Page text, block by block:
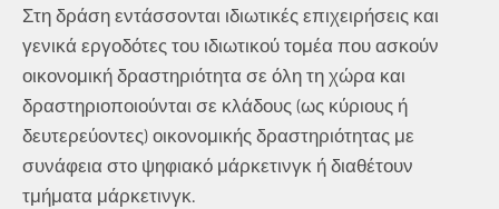
Στη δράση εντάσσονται ιδιωτικές επιχειρήσεις και
γενικά εργοδότες του ιδιωτικού τομέα που ασκούν
οικονομική δραστηριότητα σε όλη τη χώρα και
δραστηριοποιούνται σε κλάδους (ως κύριους ή
δευτερεύοντες) οικονομικής δραστηριότητας με
συνάφεια στο ψηφιακό μάρκετινγκ ή διαθέτουν
τμήματα μάρκετινγκ.